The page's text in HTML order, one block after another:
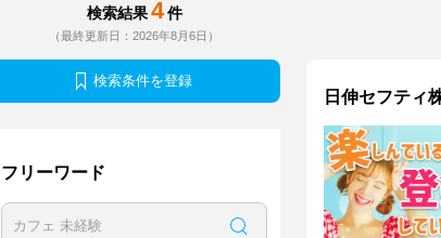
検索結果 4 件
（最終更新日：2026年8月6日）
検索条件を登録
フリーワード
日伸セフティ